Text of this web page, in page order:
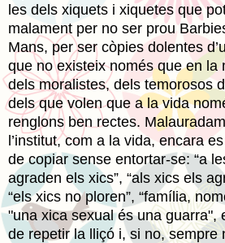
les dels xiquets i xiquetes que
malament per no ser prou
Mans, per ser còpies dolentes
que no existeix només que en la
dels moralistes, dels temorosos
dels que volen que a la vida
renglons ben rectes.
l’institut, com a la vida, encara
de copiar sense entortar-se: “a
agraden els xics”, “als xics els
“els xics no ploren”, “família,
"una xica sexual és una guarra",
de repetir la lliçó i, si no, sempre